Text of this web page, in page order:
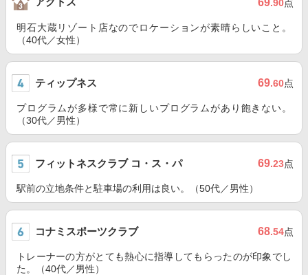
69.90点
明石大蔵リゾート店なのでロケーションが素晴らしいこと。
（40代／女性）
ティップネス 69.60点
プログラムが多様で常に新しいプログラムがあり飽きない。
（30代／男性）
フィットネスクラブ コ・ス・パ 69.23点
駅前の立地条件と駐車場の利用は良い。（50代／男性）
コナミスポーツクラブ 68.54点
トレーナーの方がとても熱心に指導してもらったのが印象でし
た。（40代／男性）